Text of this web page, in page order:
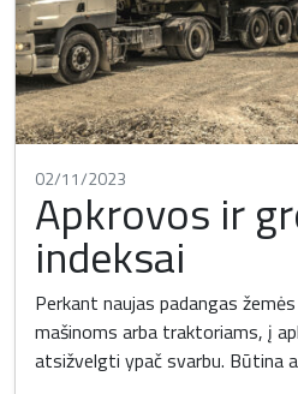
02/11/2023
Apkrovos ir
indeksai
Perkant naujas padangas
mašinoms arba traktoriams, į
atsižvelgti ypač svarbu. Būtina